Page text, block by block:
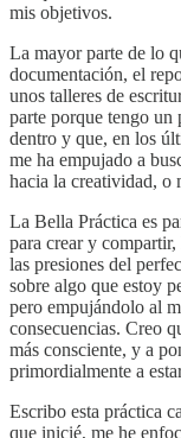
mis objetivos.
La mayor parte de lo
documentación, el
unos talleres de
parte porque tengo un
dentro y que, en los
me ha empujado a
hacia la creatividad, o
La Bella Práctica es
para crear y
las presiones del
sobre algo que estoy
pero empujándolo al
consecuencias. Creo
más consciente, y a
primordialmente a
Escribo esta práctica
que inicié, me he